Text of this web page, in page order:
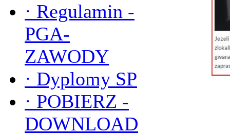
· Regulamin -
PGA-
ZAWODY
· Dyplomy SP
· POBIERZ -
DOWNLOAD